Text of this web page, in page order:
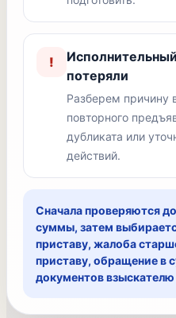
!
потеряли
Разберем причину
повторного
дубликата или
действий.
Сначала проверяются
суммы, затем
приставу, жалоба
приставу, обращение в
документов